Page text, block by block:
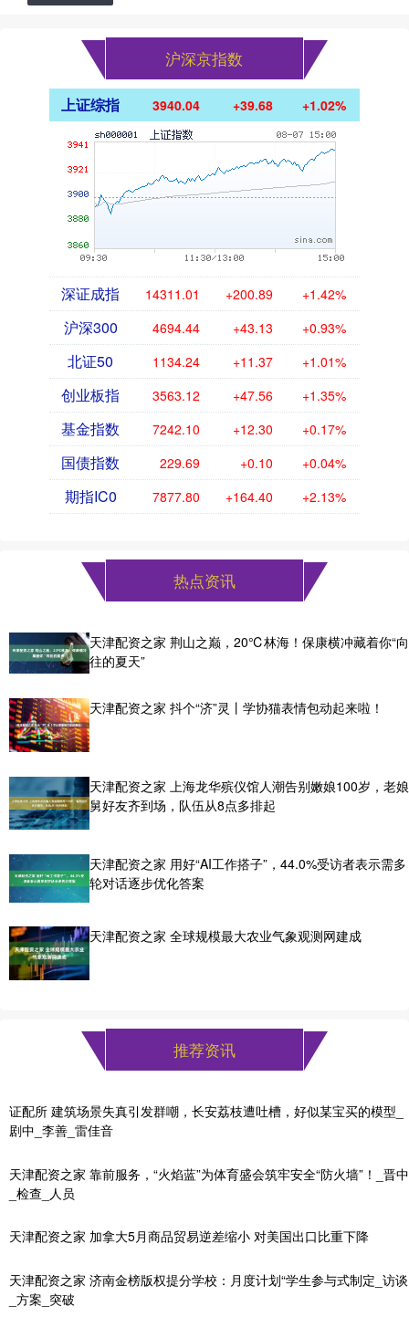
沪深京指数
上证综指 3940.04 +39.68 +1.02%
深证成指 14311.01 +200.89 +1.42%
沪深300 4694.44 +43.13 +0.93%
北证50 1134.24 +11.37 +1.01%
创业板指 3563.12 +47.56 +1.35%
基金指数 7242.10 +12.30 +0.17%
国债指数 229.69 +0.10 +0.04%
期指IC0 7877.80 +164.40 +2.13%
热点资讯
天津配资之家 荆山之巅，20℃林海！保康横冲藏着你“向
往的夏天”
天津配资之家 抖个“济”灵丨学协猫表情包动起来啦！
天津配资之家 上海龙华殡仪馆人潮告别嫩娘100岁，老娘
舅好友齐到场，队伍从8点多排起
天津配资之家 用好“AI工作搭子”，44.0%受访者表示需多
轮对话逐步优化答案
天津配资之家 全球规模最大农业气象观测网建成
推荐资讯
证配所 建筑场景失真引发群嘲，长安荔枝遭吐槽，好似某宝买的模型_
剧中_李善_雷佳音
天津配资之家 靠前服务，“火焰蓝”为体育盛会筑牢安全“防火墙”！_晋中
_检查_人员
天津配资之家 加拿大5月商品贸易逆差缩小 对美国出口比重下降
天津配资之家 济南金榜版权提分学校：月度计划“学生参与式制定_访谈
_方案_突破